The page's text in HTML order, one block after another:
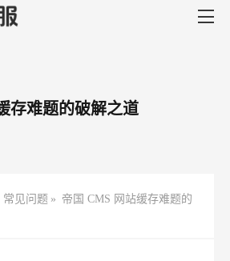
存难题的破解之道
常见问题 » 帝国 CMS 网站缓存难题的